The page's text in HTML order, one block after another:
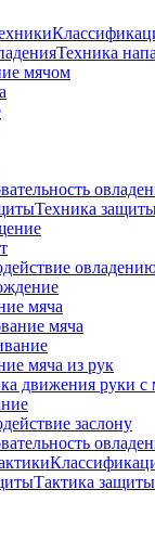
Техника
мячом
Техника
мяча
мяча
мяча из рук
движения руки с
заслону
Тактика защиты